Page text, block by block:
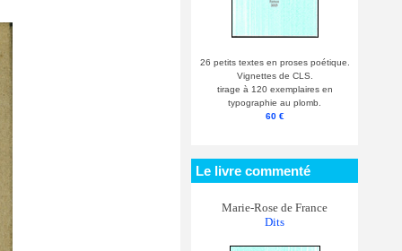
26 petits textes en proses poétique.
Vignettes de CLS.
tirage à 120 exemplaires en
typographie au plomb.
60 €
Le livre commenté
Marie-Rose de France
Dits